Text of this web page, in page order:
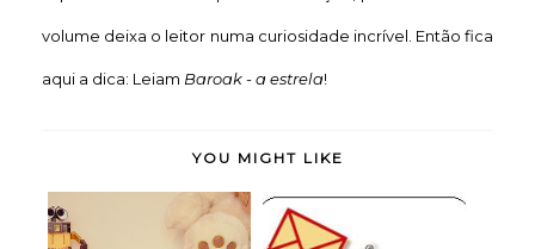
volume deixa o leitor numa curiosidade incrível. Então fica
aqui a dica: Leiam Baroak - a estrela!
YOU MIGHT LIKE